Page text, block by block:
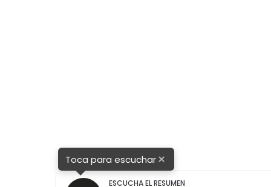
Toca para escuchar×
ESCUCHA EL RESUMEN